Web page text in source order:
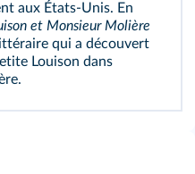
aux États-Unis. En
et Monsieur Molière
qui a découvert
Louison dans